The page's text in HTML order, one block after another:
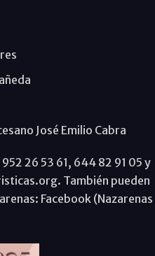
José Emilio Cabra
26 53 61, 644 82 91 05 y
También pueden
Facebook (Nazarenas